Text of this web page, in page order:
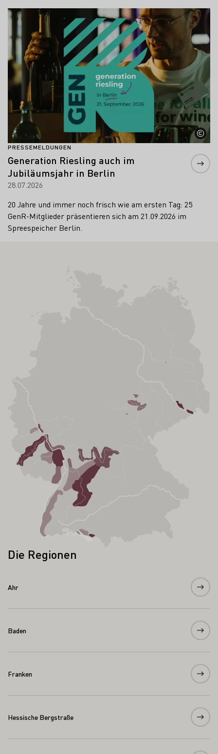
PRESSEMELDUNGEN
Generation Riesling auch im
Jubiläumsjahr in Berlin
28.07.2026
20 Jahre und immer noch frisch wie am ersten Tag: 25
GenR-Mitglieder präsentieren sich am 21.09.2026 im
Spreespeicher Berlin.
Mehr erfahren
Die Regionen
Ahr
Baden
Franken
Hessische Bergstraße